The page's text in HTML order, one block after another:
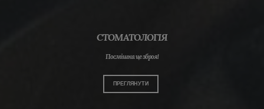
СТОМАТОЛОГІЯ
Посмішка це зброя!
ПРЕГЛЯНУТИ